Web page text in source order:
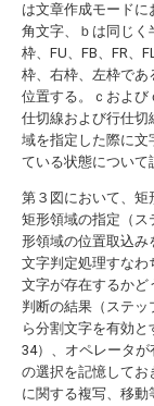
は文章作成モード
角文字、ｂは同じく
枠、FU、FB、FR、
枠、右枠、左枠であ
位置する。ｃおよび
仕切線および行仕切
域を指定した際に文
ている状態について
第３図において、矩
矩形領域の指定（ス
形領域の位置取込み
文字判定処理すなわ
文字が存在するかど
判断の結果（ステッ
ら分割文字を有効
34）、オペレータ
の選択を記憶してお
に関する複写、移